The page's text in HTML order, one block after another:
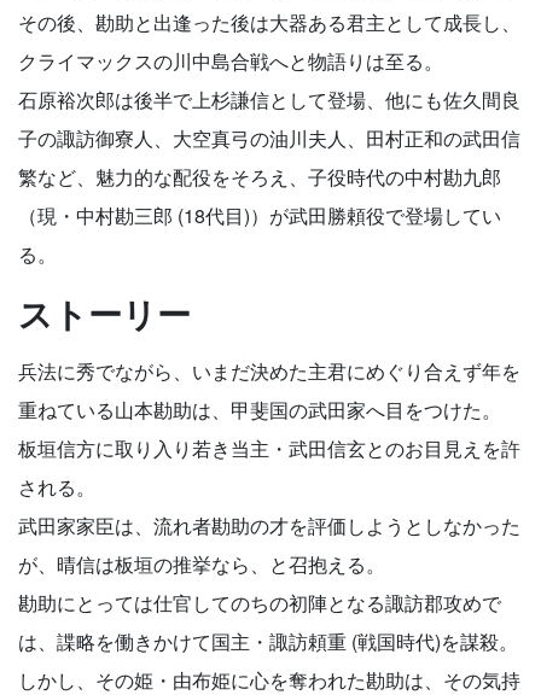
その後、勘助と出逢った後は大器ある君主として成長し、
クライマックスの川中島合戦へと物語りは至る。
石原裕次郎は後半で上杉謙信として登場、他にも佐久間良
子の諏訪御寮人、大空真弓の油川夫人、田村正和の武田信
繁など、魅力的な配役をそろえ、子役時代の中村勘九郎
（現・中村勘三郎 (18代目)）が武田勝頼役で登場してい
る。
ストーリー
兵法に秀でながら、いまだ決めた主君にめぐり合えず年を
重ねている山本勘助は、甲斐国の武田家へ目をつけた。
板垣信方に取り入り若き当主・武田信玄とのお目見えを許
される。
武田家家臣は、流れ者勘助の才を評価しようとしなかった
が、晴信は板垣の推挙なら、と召抱える。
勘助にとっては仕官してのちの初陣となる諏訪郡攻めで
は、諜略を働きかけて国主・諏訪頼重 (戦国時代)を謀殺。
しかし、その姫・由布姫に心を奪われた勘助は、その気持